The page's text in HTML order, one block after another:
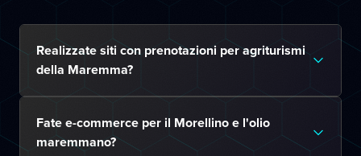
Realizzate siti con prenotazioni per agriturismi
della Maremma?
Fate e-commerce per il Morellino e l'olio
maremmano?